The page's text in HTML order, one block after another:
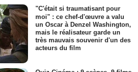
"C'était si traumatisant pour
moi" : ce chef-d'œuvre a valu
un Oscar à Denzel Washington,
mais le réalisateur garde un
très mauvais souvenir d'un des
acteurs du film